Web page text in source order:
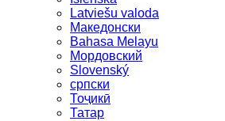
Latviešu valoda
Македонски
Bahasa Melayu
Мордовский
Slovenský
српски
Тоҷикӣ
Татар